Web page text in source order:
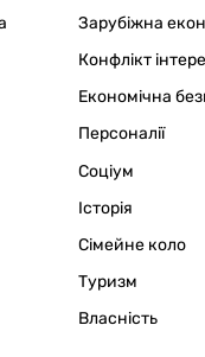
Зарубіжна
Конфлікт
Економічна
Персоналії
Соціум
Історія
Сімейне коло
Туризм
Власність